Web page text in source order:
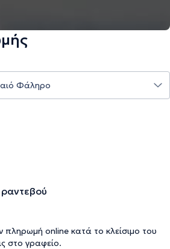
ραντεβού
πληρωμή online κατά το κλείσιμο του
στο γραφείο.